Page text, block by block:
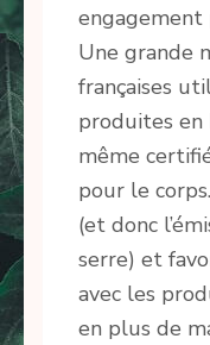
engagement
Une grande
françaises
produites en
même
pour le
(et donc
serre) et
avec les
en plus de